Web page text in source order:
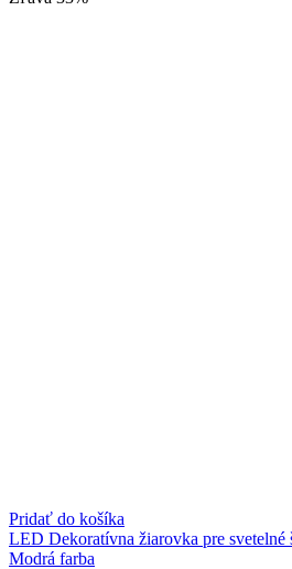
Pridať do košíka
LED Dekoratívna žiarovka pre svetelné
Modrá farba